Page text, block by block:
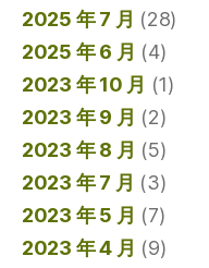
2025 年 7 月 (28)
2025 年 6 月 (4)
2023 年 10 月 (1)
2023 年 9 月 (2)
2023 年 8 月 (5)
2023 年 7 月 (3)
2023 年 5 月 (7)
2023 年 4 月 (9)